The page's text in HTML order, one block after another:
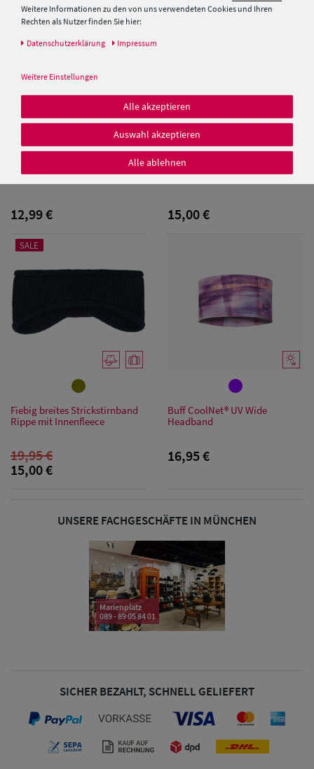
Damen Caps
Damen
Baseball Caps
Sonnenschilder
Snapback Caps
Großgrößen
12,99 €
Balke Stirnband aus reiner
15,00 €
SALE
Fiebig breites Strickstirnband
Rippe mit Innenfleece
19,95 €
15,00 €
Buff CoolNet® UV Wide
Headband
16,95 €
UNSERE FACHGESCHÄFTE IN MÜNCHEN
Marienplatz
089 - 89 05 84 01
SICHER BEZAHLT, SCHNELL GELIEFERT
Weitere Informationen zu den von uns verwendeten Cookies und Ihren
Rechten als Nutzer finden Sie hier:
Daten­schutz­erklärung Impressum
Weitere Einstellungen
Alle akzeptieren
Auswahl akzeptieren
Alle ablehnen